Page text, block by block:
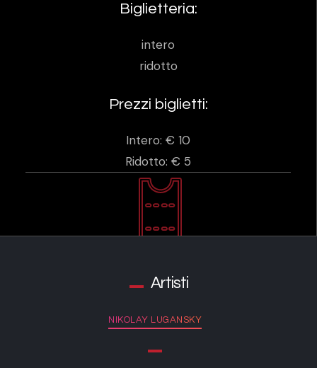
Biglietteria:
intero
ridotto
Prezzi biglietti:
Intero: € 10
Ridotto: € 5
Artisti
NIKOLAY LUGANSKY